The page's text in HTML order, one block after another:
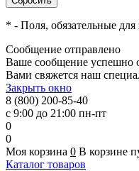
* - Поля, обязательные для
Сообщение отправлено
Ваше сообщение успешно
Вами свяжется наш
Закрыть окно
8 (800) 200-85-40
с 9:00 до 21:00 пн-пт
0
0
Моя корзина 0 В корзине
Каталог товаров